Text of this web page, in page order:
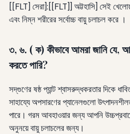
[[FLT] সেরা]:[[FLT]] অট্টহাসি] সেই
এবং নিম্ন শরীরের সর্বোচ্চ বায়ু চলাচল করে ।
৩, ৬. ( ক) কীভাবে আমরা জানি যে,
করতে পারি?
সদ্‌গুণের ষষ্ঠ প্যান্ট শ্বাসরুদ্ধকরতার দিকে
সাহায্যে অপসারণের প্যানেলগুলো
পারে। গরম আবহাওয়ার জন্য আপনি
অনুনয়ে বায়ু চলাচলের জন্য।